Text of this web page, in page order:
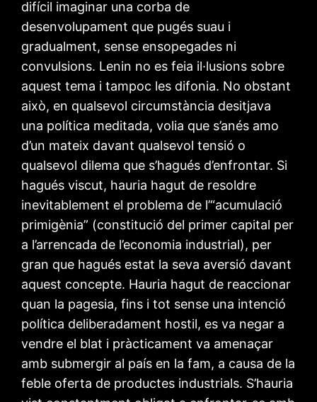
difícil imaginar una corba de
desenvolupament que pugés suau i
gradualment, sense ensopegades ni
convulsions. Lenin no es feia il·lusions sobre
aquest tema i tampoc les difonia. No obstant
això, en qualsevol circumstància desitjava
una política meditada, volia que s’anés amo
d’un mateix davant qualsevol tensió o
qualsevol dilema que s’hagués d’enfrontar. Si
hagués viscut, hauria hagut de resoldre
inevitablement el problema de l’“acumulació
primigènia” (constitució del primer capital per
a l’arrencada de l’economia industrial), per
gran que hagués estat la seva aversió davant
aquest concepte. Hauria hagut de reaccionar
quan la pagesia, fins i tot sense una intenció
política deliberadament hostil, es va negar a
vendre el blat i pràcticament va amenaçar
amb submergir al país en la fam, a causa de la
feble oferta de productes industrials. S’hauria